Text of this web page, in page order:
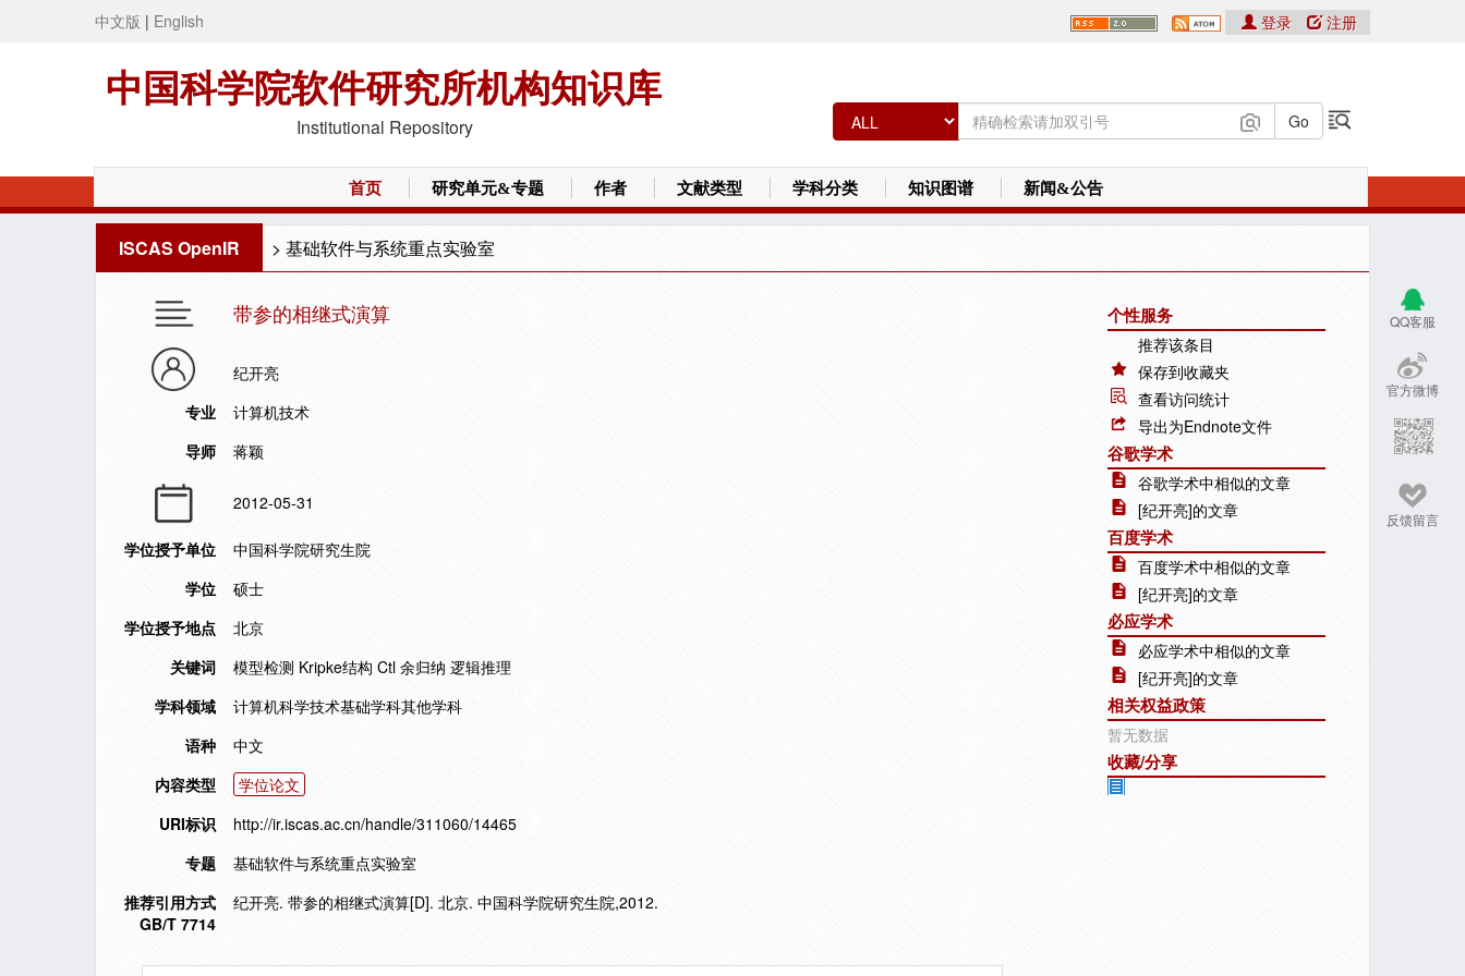
中文版 | English
中国科学院软件研究所机构知识库
Institutional Repository
登录 注册
首页 研究单元&专题 作者 文献类型 学科分类 知识图谱 新闻&公告
ISCAS OpenIR > 基础软件与系统重点实验室
QQ客服
官方微博
反馈留言
带参的相继式演算
纪开亮
专业
计算机技术
导师
蒋颖
2012-05-31
学位授予单位
中国科学院研究生院
学位
硕士
学位授予地点
北京
关键词
模型检测 Kripke结构 Ctl 余归纳 逻辑推理
学科领域
计算机科学技术基础学科其他学科
语种
中文
内容类型
学位论文
URI标识
http://ir.iscas.ac.cn/handle/311060/14465
专题
基础软件与系统重点实验室
推荐引用方式
GB/T 7714
纪开亮. 带参的相继式演算[D]. 北京. 中国科学院研究生院,2012.
个性服务
推荐该条目
保存到收藏夹
查看访问统计
导出为Endnote文件
谷歌学术
谷歌学术中相似的文章
[纪开亮]的文章
百度学术
百度学术中相似的文章
[纪开亮]的文章
必应学术
必应学术中相似的文章
[纪开亮]的文章
相关权益政策
暂无数据
收藏/分享